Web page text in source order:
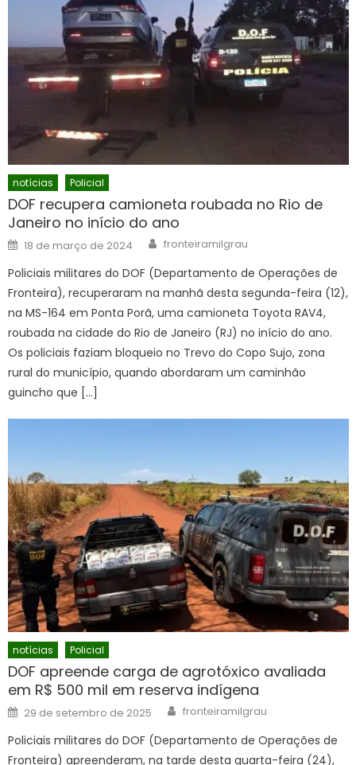
notícias Policial
DOF recupera camioneta roubada no Rio de
Janeiro no início do ano
Posted
on
18 de março de 2024 Author
fronteiramilgrau
Policiais militares do DOF (Departamento de Operações de
Fronteira), recuperaram na manhã desta segunda-feira (12),
na MS-164 em Ponta Porã, uma camioneta Toyota RAV4,
roubada na cidade do Rio de Janeiro (RJ) no início do ano.
Os policiais faziam bloqueio no Trevo do Copo Sujo, zona
rural do município, quando abordaram um caminhão
guincho que […]
notícias Policial
DOF apreende carga de agrotóxico avaliada
em R$ 500 mil em reserva indígena
Posted
on
29 de setembro de 2025 Author
fronteiramilgrau
Policiais militares do DOF (Departamento de Operações de
Fronteira) apreenderam, na tarde desta quarta-feira (24),